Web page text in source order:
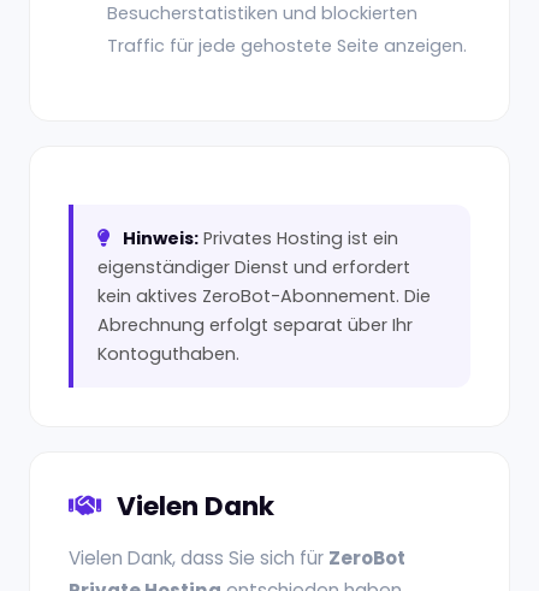
Besucherstatistiken und blockierten
Traffic für jede gehostete Seite anzeigen.
Hinweis: Privates Hosting ist ein
eigenständiger Dienst und erfordert
kein aktives ZeroBot-Abonnement. Die
Abrechnung erfolgt separat über Ihr
Kontoguthaben.
Vielen Dank
Vielen Dank, dass Sie sich für ZeroBot